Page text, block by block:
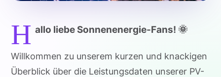
H allo liebe Sonnenenergie-Fans! 🌞
Willkommen zu unserem kurzen und knackigen
Überblick über die Leistungsdaten unserer PV-